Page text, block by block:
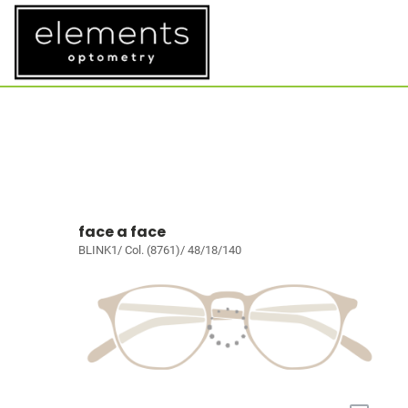
face a face
BLINK1/ Col. (8761)/ 48/18/140